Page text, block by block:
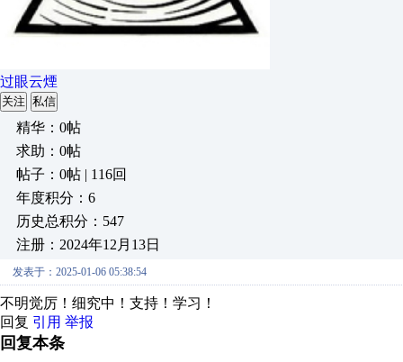
过眼云煙
关注 私信
精华：0帖
求助：0帖
帖子：0帖 | 116回
年度积分：6
历史总积分：547
注册：2024年12月13日
发表于：2025-01-06 05:38:54
不明觉厉！细究中！支持！学习！
回复 引用 举报
回复本条